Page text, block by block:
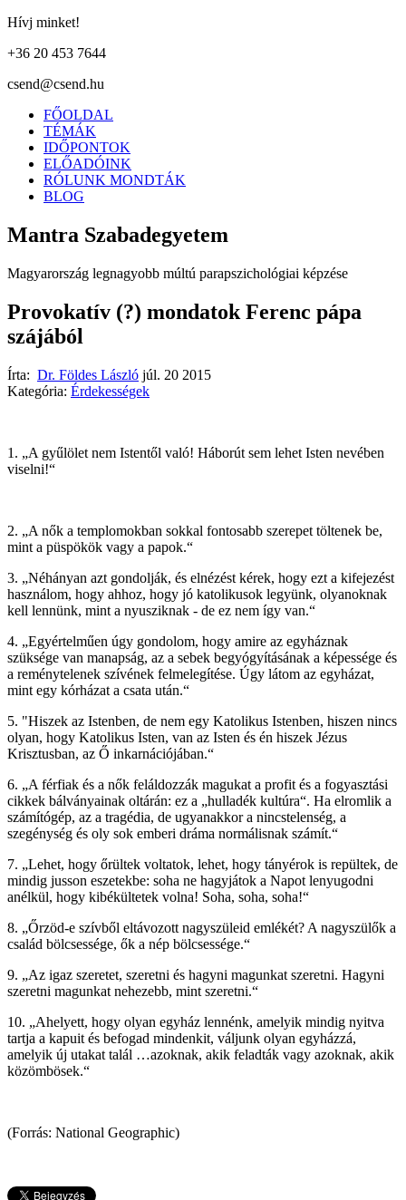
Hívj minket!
+36 20 453 7644
csend@csend.hu
FŐOLDAL
TÉMÁK
IDŐPONTOK
ELŐADÓINK
RÓLUNK MONDTÁK
BLOG
Mantra Szabadegyetem
Magyarország legnagyobb múltú parapszichológiai képzése
Provokatív (?) mondatok Ferenc pápa
szájából
Írta: Dr. Földes László júl. 20 2015
Kategória: Érdekességek
1. „A gyűlölet nem Istentől való! Háborút sem lehet Isten nevében
viselni!“
2. „A nők a templomokban sokkal fontosabb szerepet töltenek be,
mint a püspökök vagy a papok.“
3. „Néhányan azt gondolják, és elnézést kérek, hogy ezt a kifejezést
használom, hogy ahhoz, hogy jó katolikusok legyünk, olyanoknak
kell lennünk, mint a nyusziknak - de ez nem így van.“
4. „Egyértelműen úgy gondolom, hogy amire az egyháznak
szüksége van manapság, az a sebek begyógyításának a képessége és
a reménytelenek szívének felmelegítése. Úgy látom az egyházat,
mint egy kórházat a csata után.“
5. "Hiszek az Istenben, de nem egy Katolikus Istenben, hiszen nincs
olyan, hogy Katolikus Isten, van az Isten és én hiszek Jézus
Krisztusban, az Ő inkarnációjában.“
6. „A férfiak és a nők feláldozzák magukat a profit és a fogyasztási
cikkek bálványainak oltárán: ez a „hulladék kultúra“. Ha elromlik a
számítógép, az a tragédia, de ugyanakkor a nincstelenség, a
szegénység és oly sok emberi dráma normálisnak számít.“
7. „Lehet, hogy őrültek voltatok, lehet, hogy tányérok is repültek, de
mindig jusson eszetekbe: soha ne hagyjátok a Napot lenyugodni
anélkül, hogy kibékültetek volna! Soha, soha, soha!“
8. „Őrzöd-e szívből eltávozott nagyszüleid emlékét? A nagyszülők a
család bölcsessége, ők a nép bölcsessége.“
9. „Az igaz szeretet, szeretni és hagyni magunkat szeretni. Hagyni
szeretni magunkat nehezebb, mint szeretni.“
10. „Ahelyett, hogy olyan egyház lennénk, amelyik mindig nyitva
tartja a kapuit és befogad mindenkit, váljunk olyan egyházzá,
amelyik új utakat talál …azoknak, akik feladták vagy azoknak, akik
közömbösek.“
(Forrás: National Geographic)